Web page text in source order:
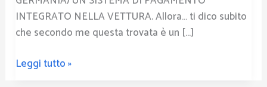
INTEGRATO NELLA VETTURA. Allora… ti dico subito
che secondo me questa trovata è un […]
Leggi tutto »